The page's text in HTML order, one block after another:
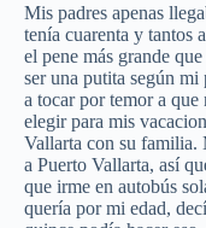
Mis padres apenas
tenía cuarenta y tantos
el pene más grande
ser una putita según
a tocar por temor a
elegir para mis
Vallarta con su familia.
a Puerto Vallarta, así
que irme en autobús
quería por mi edad,